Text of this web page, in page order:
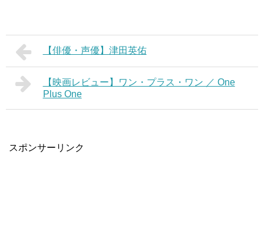
【俳優・声優】津田英佑
【映画レビュー】ワン・プラス・ワン ／ One
Plus One
スポンサーリンク